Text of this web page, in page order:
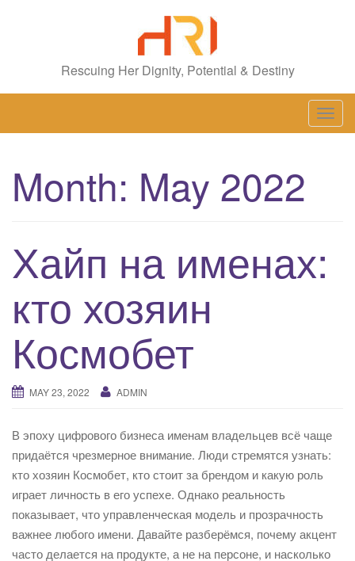
Rescuing Her Dignity, Potential & Destiny
T
o
Month: May 2022
Хайп на именах:
кто хозяин
Космобет
MAY 23, 2022 ADMIN
В эпоху цифрового бизнеса именам владельцев всё чаще
придаётся чрезмерное внимание. Люди стремятся узнать:
кто хозяин Космобет, кто стоит за брендом и какую роль
играет личность в его успехе. Однако реальность
показывает, что управленческая модель и прозрачность
важнее любого имени. Давайте разберёмся, почему акцент
часто делается на продукте, а не на персоне, и насколько